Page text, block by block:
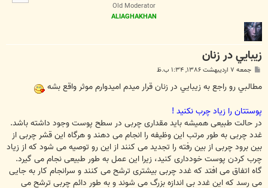
Old Moderator
ALIAGHAKHAN
زيبايي در زنان
ت
جمعه ۷ اردیبهشت ۱۳۸۶, ۱:۳۴ ب.ظ
مطالبي رو راجع به زيبايي در زنان قرار ميدم اميدوارم موثر واقع بشه
پوستتان را زیاد چرب نکنید !
در حالت طبیعی همیشه باید مقداری چربی در سطح پوست وجود داشته باشد.
غدد چربی به طور مرتب این وظیفه را انجام می دهند و هرگاه این قشر چربی از
بین برود چربی از بین رفته را تجدید می کنند از این رو توصیه می شود که از زیاد
چرب کردن پوست خودداری کنید، زیرا این عمل به طور طبیعی نجام می گیرد.
گاه اتفاق می افتد که غدد چربی بیشتری ترشح می کنند و سرانجام کار به جایی
می رسد که این غدد بی اندازه بزرگ می شوند و به طور دائم چربی ترشح می